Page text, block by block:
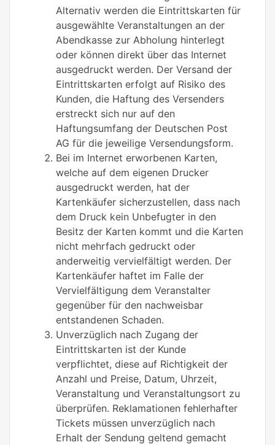
Alternativ werden die Eintrittskarten für
ausgewählte Veranstaltungen an der
Abendkasse zur Abholung hinterlegt
oder können direkt über das Internet
ausgedruckt werden. Der Versand der
Eintrittskarten erfolgt auf Risiko des
Kunden, die Haftung des Versenders
erstreckt sich nur auf den
Haftungsumfang der Deutschen Post
AG für die jeweilige Versendungsform.
Bei im Internet erworbenen Karten,
welche auf dem eigenen Drucker
ausgedruckt werden, hat der
Kartenkäufer sicherzustellen, dass nach
dem Druck kein Unbefugter in den
Besitz der Karten kommt und die Karten
nicht mehrfach gedruckt oder
anderweitig vervielfältigt werden. Der
Kartenkäufer haftet im Falle der
Vervielfältigung dem Veranstalter
gegenüber für den nachweisbar
entstandenen Schaden.
Unverzüglich nach Zugang der
Eintrittskarten ist der Kunde
verpflichtet, diese auf Richtigkeit der
Anzahl und Preise, Datum, Uhrzeit,
Veranstaltung und Veranstaltungsort zu
überprüfen. Reklamationen fehlerhafter
Tickets müssen unverzüglich nach
Erhalt der Sendung geltend gemacht